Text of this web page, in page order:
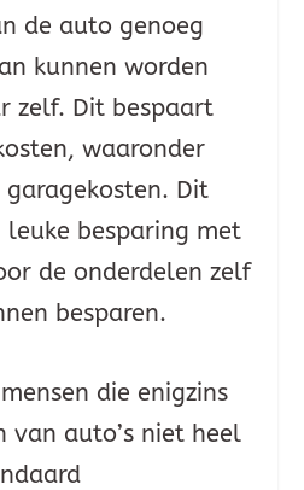
de auto genoeg
kunnen worden
zelf. Dit bespaart
waaronder
Dit
besparing met
de onderdelen zelf
besparen.
die enigzins
van auto’s niet heel